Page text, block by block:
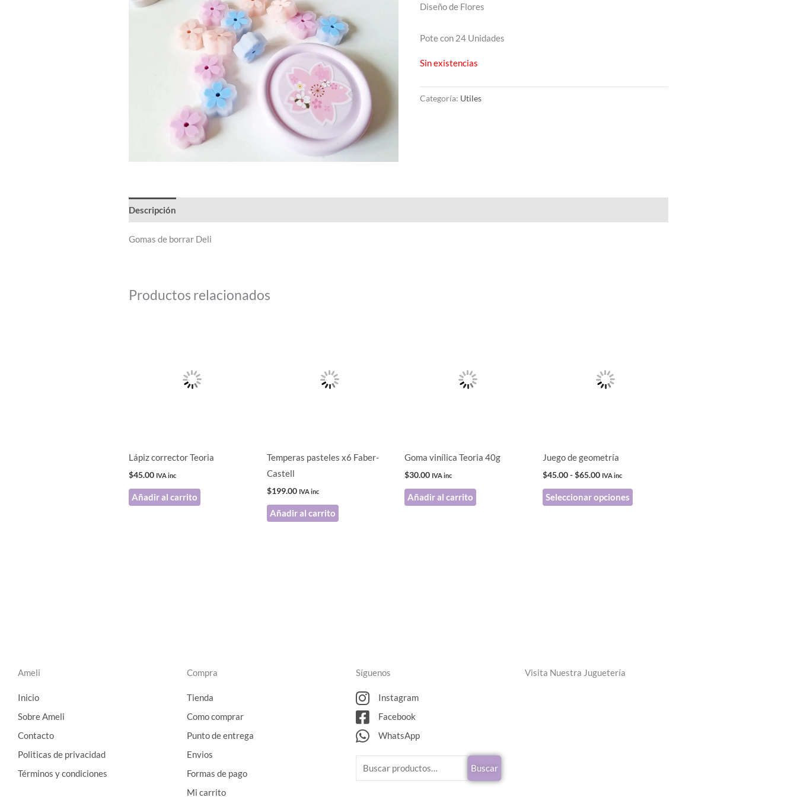
Diseño de Flores
Pote con 24 Unidades
Sin existencias
Categoría: Utiles
Descripción
Gomas de borrar Deli
Productos relacionados
Lápiz corrector Teoria
$45.00 IVA inc
Añadir al carrito
Temperas pasteles x6 Faber-
Castell
$199.00 IVA inc
Añadir al carrito
Goma vinílica Teoria 40g
$30.00 IVA inc
Añadir al carrito
Juego de geometría
$45.00 - $65.00
hasta
$65.00
IVA inc
Seleccionar opciones
Ameli
Inicio
Sobre Ameli
Contacto
Politicas de privacidad
Términos y condiciones
Compra
Tienda
Como comprar
Punto de entrega
Envios
Formas de pago
Mi carrito
Síguenos
Instagram
Facebook
WhatsApp
Buscar
por:
Buscar
Visita Nuestra Juguetería